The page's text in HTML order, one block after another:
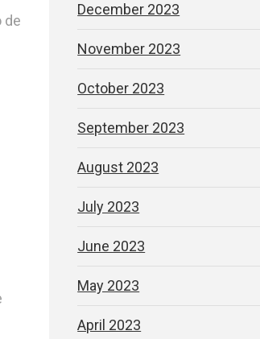
de
December 2023
November 2023
October 2023
September 2023
August 2023
July 2023
June 2023
May 2023
April 2023